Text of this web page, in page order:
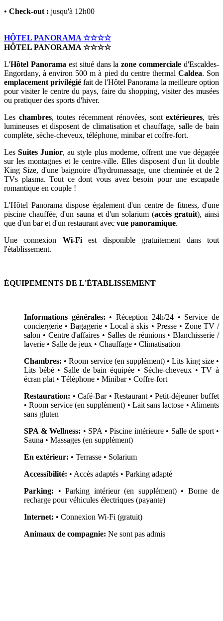
• Check-out : jusqu'à 12h00
HÔTEL PANORAMA ☆☆☆☆
HÔTEL PANORAMA ☆☆☆☆
L'Hôtel Panoramaest situé dans lazone commerciale d'Escaldes-
Engordany, à environ 500 m à pied du centre thermal Caldea. Son
emplacement privilégié fait de l'Hôtel Panorama la meilleure option
pour visiter le centre du pays, faire du shopping, visiter des musées
ou pratiquer des sports d'hiver.
Les chambres, toutes récemment rénovées, sontextérieures, très
lumineuses et disposent de climatisation et chauffage, salle de bain
complète, sèche-cheveux, téléphone, minibar et coffre-fort.
LesSuites Junior, au style plus moderne, offrent une vue dégagée
sur les montagnes et le centre-ville. Elles disposent d'un lit double
King Size, d'une baignoire d'hydromassage, une cheminée et de 2
TVs plasma. Tout ce dont vous avez besoin pour une escapade
romantique en couple !
L'Hôtel Panorama dispose également d'un centre de fitness, d'une
piscine chauffée, d'un sauna et d'un solarium (accès gratuit), ainsi
que d'un bar et d'un restaurant avec vue panoramique.
Une connexion Wi-Fiest disponible gratuitement dans tout
l'établissement.
ÉQUIPEMENTS DE L'ÉTABLISSEMENT
Informations générales: • Réception 24h/24 • Service de
conciergerie • Bagagerie • Local à skis • Presse • Zone TV /
salon • Centre d'affaires • Salles de réunions • Blanchisserie /
laverie • Salle de jeux • Chauffage • Climatisation
Chambres: • Room service (en supplément) • Lits king size •
Lits bébé • Salle de bain équipée • Sèche-cheveux • TV à
écran plat • Téléphone • Minibar • Coffre-fort
Restauration: • Café-Bar • Restaurant • Petit-déjeuner buffet
• Room service (en supplément) • Lait sans lactose • Aliments
sans gluten
SPA & Wellness: • SPA • Piscine intérieure • Salle de sport •
Sauna • Massages (en supplément)
En extérieur: • Terrasse • Solarium
Accessibilité: • Accès adaptés • Parking adapté
Parking: • Parking intérieur (en supplément) • Borne de
recharge pour véhicules électriques (payante)
Internet: • Connexion Wi-Fi (gratuit)
Animaux de compagnie: Ne sont pas admis